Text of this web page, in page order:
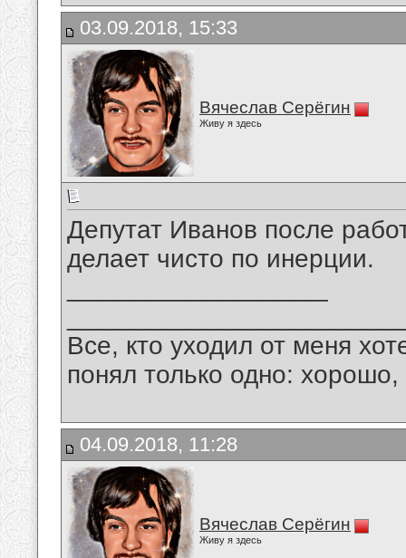
03.09.2018, 15:33
Вячеслав Серёгин
Живу я здесь
Депутат Иванов после
делает чисто по инерции.
Все, кто уходил от меня
понял только одно:
04.09.2018, 11:28
Вячеслав Серёгин
Живу я здесь